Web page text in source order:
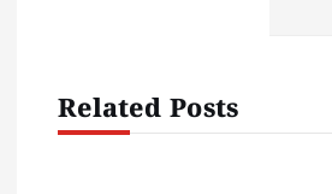
a
Related Posts